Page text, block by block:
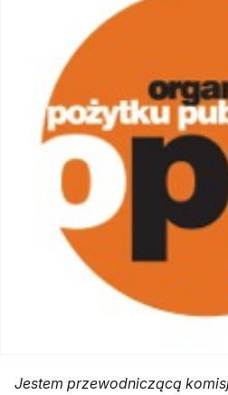
Jestem przewodniczącą